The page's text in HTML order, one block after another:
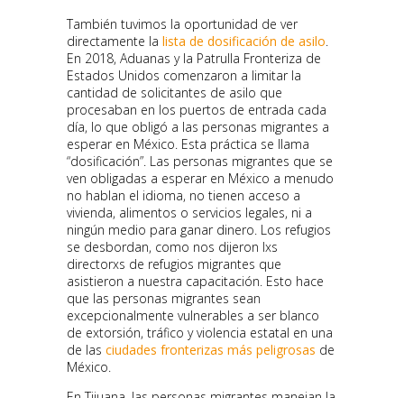
También tuvimos la oportunidad de ver
directamente la lista de dosificación de asilo.
En 2018, Aduanas y la Patrulla Fronteriza de
Estados Unidos comenzaron a limitar la
cantidad de solicitantes de asilo que
procesaban en los puertos de entrada cada
día, lo que obligó a las personas migrantes a
esperar en México. Esta práctica se llama
“dosificación”. Las personas migrantes que se
ven obligadas a esperar en México a menudo
no hablan el idioma, no tienen acceso a
vivienda, alimentos o servicios legales, ni a
ningún medio para ganar dinero. Los refugios
se desbordan, como nos dijeron lxs
directorxs de refugios migrantes que
asistieron a nuestra capacitación. Esto hace
que las personas migrantes sean
excepcionalmente vulnerables a ser blanco
de extorsión, tráfico y violencia estatal en una
de las ciudades fronterizas más peligrosas de
México.